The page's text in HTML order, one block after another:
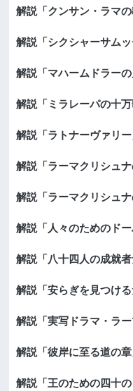
解説「クンサン・ラマの
解説「シクシャーサムッ
解説「マハームドラーの
解説「ミラレーパの十万
解説「ラトナーヴァリー
解説「ラーマクリシュナ
解説「ラーマクリシュナ
解説「人々のためのドー
解説「八十四人の成就者
解説「安らぎを見つける
解説「実写ドラマ・ラー
解説「彼岸に至る道の章
解説「王のための四十の